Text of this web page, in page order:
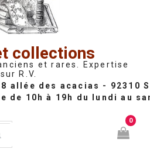
collections
et rares. Expertise
sur R.V.
0